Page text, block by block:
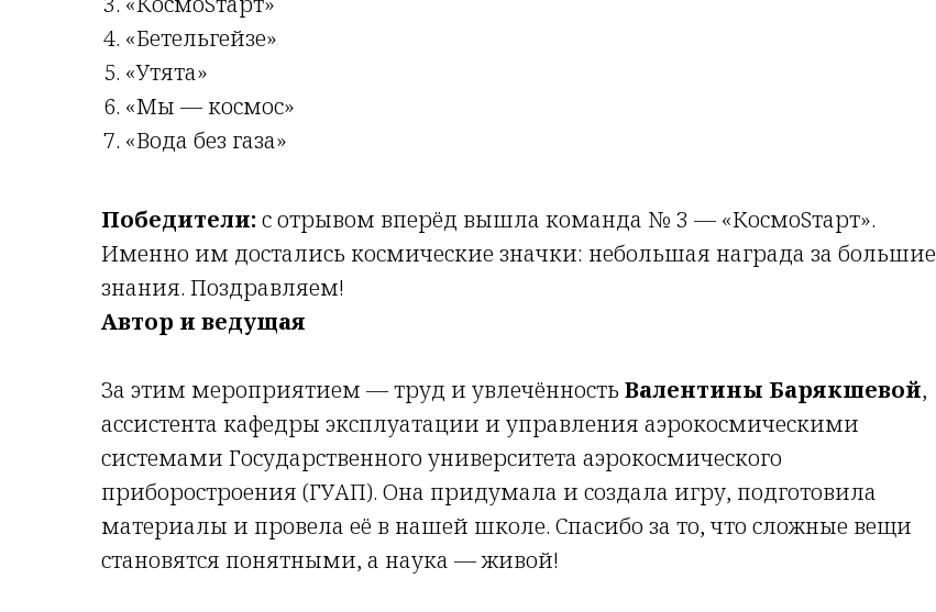
«Бетельгейзе»
«Утята»
«Мы — космос»
«Вода без газа»
Победители: с отрывом вперёд вышла команда № 3 — «КосмоSтарт».
Именно им достались космические значки: небольшая награда за большие
знания. Поздравляем!
Автор и ведущая
За этим мероприятием — труд и увлечённость Валентины Барякшевой,
ассистента кафедры эксплуатации и управления аэрокосмическими
системами Государственного университета аэрокосмического
приборостроения (ГУАП). Она придумала и создала игру, подготовила
материалы и провела её в нашей школе. Спасибо за то, что сложные вещи
становятся понятными, а наука — живой!